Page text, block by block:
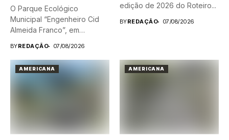
O Parque Ecológico
Municipal “Engenheiro Cid
Almeida Franco”, em
BYREDAÇÃO 07/08/2026
edição de 2026 do Roteiro...
BYREDAÇÃO 07/08/2026
AMERICANA AMERICANA